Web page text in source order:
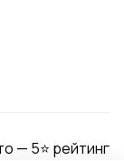
— 5⭐ рейтинг